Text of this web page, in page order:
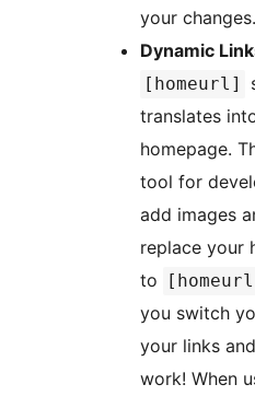
your changes.
Dynamic
[homeurl]
translates
homepage.
tool for
add images
replace your
to
you switch
your links
work! When